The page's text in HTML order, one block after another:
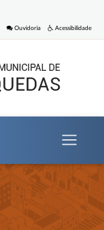
Acessibilidade
Ouvidoria